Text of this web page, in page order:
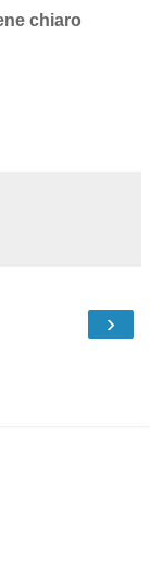
chiaro
›